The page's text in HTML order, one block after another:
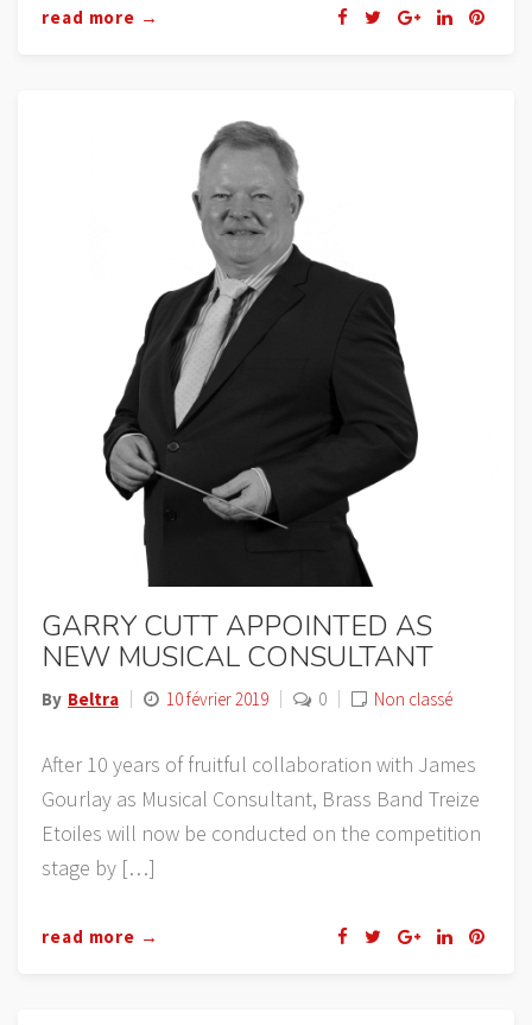
read more →
GARRY CUTT APPOINTED AS
NEW MUSICAL CONSULTANT
By Beltra 10 février 2019 0 Non classé
After 10 years of fruitful collaboration with James
Gourlay as Musical Consultant, Brass Band Treize
Etoiles will now be conducted on the competition
stage by […]
read more →